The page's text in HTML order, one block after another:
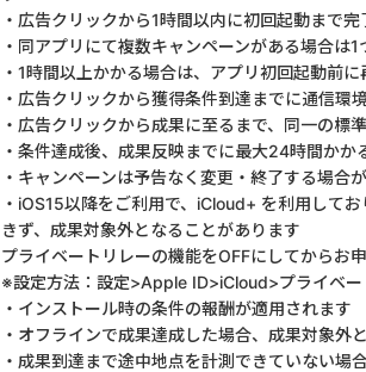
・広告クリックから1時間以内に初回起動まで
・同アプリにて複数キャンペーンがある場合は
・1時間以上かかる場合は、アプリ初回起動前
・広告クリックから獲得条件到達までに通信
・広告クリックから成果に至るまで、同一の
・条件達成後、成果反映までに最大24時間かか
・キャンペーンは予告なく変更・終了する場合
・iOS15以降をご利用で、iCloud+ を利用して
きず、成果対象外となることがあります
プライベートリレーの機能をOFFにしてからお
※設定方法：設定>Apple ID>iCloud>プライベ
・インストール時の条件の報酬が適用されます
・オフラインで成果達成した場合、成果対象外
・成果到達まで途中地点を計測できていない場